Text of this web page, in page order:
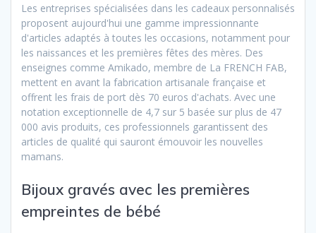
Les entreprises spécialisées dans les cadeaux personnalisés
proposent aujourd'hui une gamme impressionnante
d'articles adaptés à toutes les occasions, notamment pour
les naissances et les premières fêtes des mères. Des
enseignes comme Amikado, membre de La FRENCH FAB,
mettent en avant la fabrication artisanale française et
offrent les frais de port dès 70 euros d'achats. Avec une
notation exceptionnelle de 4,7 sur 5 basée sur plus de 47
000 avis produits, ces professionnels garantissent des
articles de qualité qui sauront émouvoir les nouvelles
mamans.
Bijoux gravés avec les premières
empreintes de bébé